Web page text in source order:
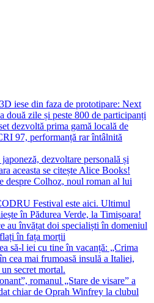
iese din faza de prototipare: Next
două zile și peste 800 de participanți
dezvoltă prima gamă locală de
97, performanță rar întâlnită
dezvoltare personală și
aceasta se citește Alice Books!
despre Colhoz, noul roman al lui
Festival este aici. Ultimul
în Pădurea Verde, la Timișoara!
au învățat doi specialiști în domeniul
în fața morții
să-l iei cu tine în vacanță: „Crima
cea mai frumoasă insulă a Italiei,
secret mortal.
romanul „Stare de visare” a
chiar de Oprah Winfrey la clubul